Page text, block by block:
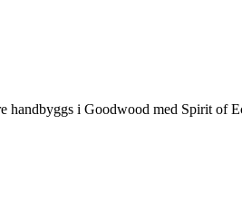
i Goodwood med Spirit of